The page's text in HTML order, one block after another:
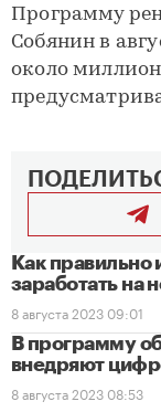
Программу
Собянин в
около
Как правильно
заработать на
8 августа 2023 09:01
В программу
внедряют
8 августа 2023 08:53